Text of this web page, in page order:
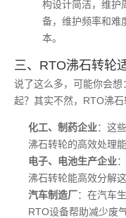
构设计简洁，维护
备，维护频率和难
本。
三、RTO沸石转轮
说了这么多，可能你会
起？其实不然，RTO沸石
化工、制药企业：这
沸石转轮的高效处理
电子、电池生产企业
沸石转轮能高效分解
汽车制造厂：在汽车
RTO设备帮助减少废